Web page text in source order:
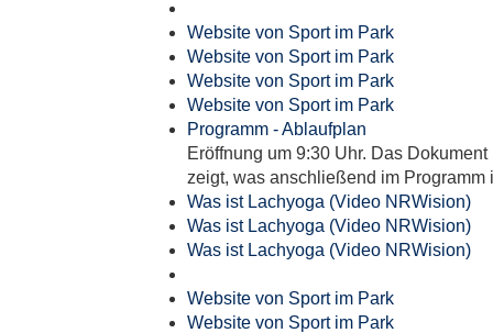
Website von Sport im Park
Website von Sport im Park
Website von Sport im Park
Website von Sport im Park
Programm - Ablaufplan
Eröffnung um 9:30 Uhr. Das Dokument
zeigt, was anschließend im Programm
Was ist Lachyoga (Video NRWision)
Was ist Lachyoga (Video NRWision)
Was ist Lachyoga (Video NRWision)
Website von Sport im Park
Website von Sport im Park